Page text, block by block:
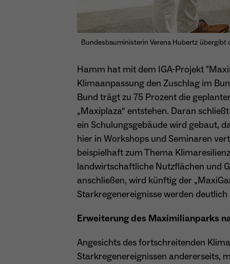
Bundesbauministerin Verena Hubertz
Hamm hat mit dem IGA-Projekt
Klimaanpassung den Zuschlag im
Bund trägt zu 75 Prozent die
„Maxiplaza“ entstehen. Daran
ein Schulungsgebäude wird gebaut,
hier in Workshops und Seminaren
beispielhaft zum Thema
landwirtschaftliche Nutzflächen und
anschließen, wird künftig der
Starkregenereignisse werden
Erweiterung des Maximilianparks
Angesichts des fortschreitenden
Starkregenereignissen andererseits,